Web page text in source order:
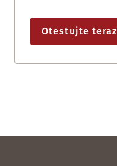
Otestujte teraz